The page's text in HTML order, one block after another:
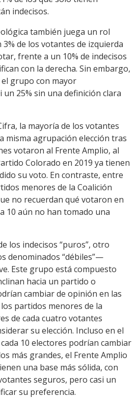
indecisos.
también juega un rol
de los votantes de izquierda
frente a un 10% de indecisos
con la derecha. Sin embargo,
grupo con mayor
25% sin una definición clara
la mayoría de los votantes
misma agrupación elección tras
votaron al Frente Amplio, al
Colorado en 2019 ya tienen
su voto. En contraste, entre
menores de la Coalición
no recuerdan qué votaron en
10 aún no han tomado una
los indecisos “puros”, otro
denominados “débiles”—
Este grupo está compuesto
hacia un partido o
cambiar de opinión en las
partidos menores de la
de cada cuatro votantes
su elección. Incluso en el
10 electores podrían cambiar
más grandes, el Frente Amplio
una base más sólida, con
seguros, pero casi un
su preferencia.